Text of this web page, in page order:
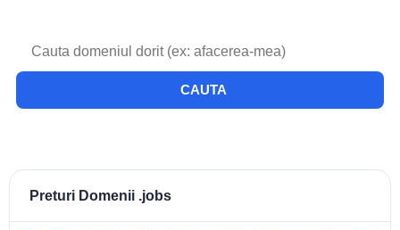
CAUTA
Preturi Domenii .jobs